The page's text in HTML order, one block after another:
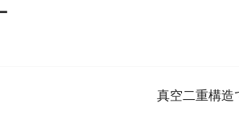
真空二重構造